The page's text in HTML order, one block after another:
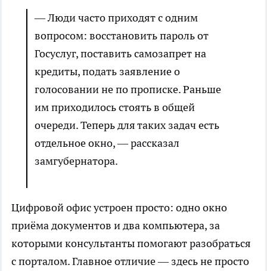
— Люди часто приходят с одним
вопросом: восстановить пароль от
Госуслуг, поставить самозапрет на
кредиты, подать заявление о
голосовании не по прописке. Раньше
им приходилось стоять в общей
очереди. Теперь для таких задач есть
отдельное окно, — рассказал
замгубернатора.
Цифровой офис устроен просто: одно окно
приёма документов и два компьютера, за
которыми консультанты помогают разобраться
с порталом. Главное отличие — здесь не просто